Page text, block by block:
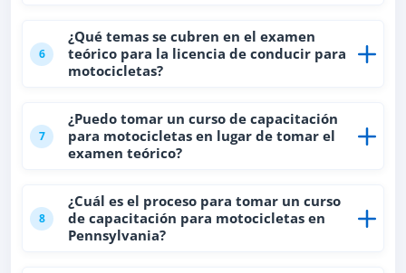
6
¿Qué temas se cubren en el examen
teórico para la licencia de conducir para
motocicletas?
7
¿Puedo tomar un curso de capacitación
para motocicletas en lugar de tomar el
examen teórico?
8
¿Cuál es el proceso para tomar un curso
de capacitación para motocicletas en
Pennsylvania?